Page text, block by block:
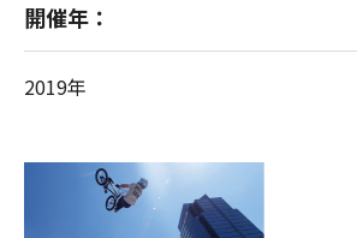
開催年：
2019年